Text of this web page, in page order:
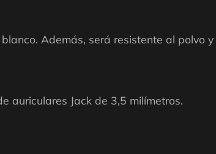
Además, será resistente al polvo
auriculares Jack de 3,5 milímetros.